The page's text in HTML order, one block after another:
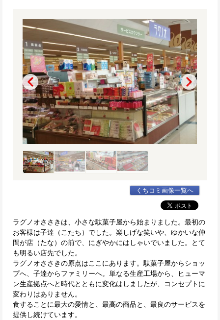
くちコミ画像一覧へ
ラグノオささきは、小さな駄菓子屋から始まりました。最初の
お客様は子達（こたち）でした。楽しげな笑いや、ゆかいな仲
間が店（たな）の前で、にぎやかにはしゃいでいました。とて
も明るい店先でした。
ラグノオささきの原点はここにあります。駄菓子屋からショッ
プへ、子達からファミリーへ。単なる生産工場から、ヒューマ
ン生産拠点へと時代とともに変化はしましたが、コンセプトに
変わりはありません。
食することに最大の愛情と、最高の商品と、最良のサービスを
提供し続けています。